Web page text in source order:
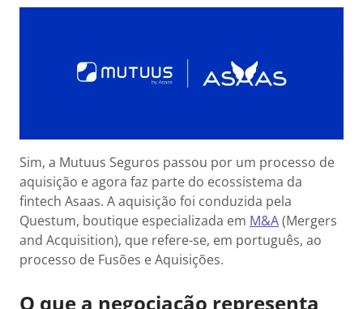
Sim, a Mutuus Seguros passou por um processo de
aquisição e agora faz parte do ecossistema da
fintech Asaas. A aquisição foi conduzida pela
Questum, boutique especializada em M&A(Mergers
and Acquisition), que refere-se, em português, ao
processo de Fusões e Aquisições.
O que a negociação representa